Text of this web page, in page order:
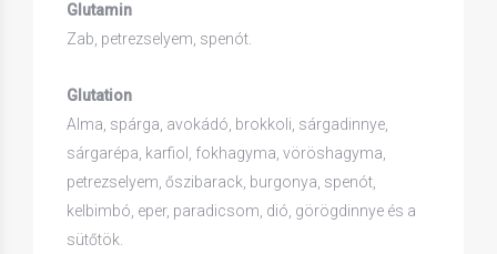
Glutamin
Zab, petrezselyem, spenót.
Glutation
Alma, spárga, avokádó, brokkoli, sárgadinnye,
sárgarépa, karfiol, fokhagyma, vöröshagyma,
petrezselyem, őszibarack, burgonya, spenót,
kelbimbó, eper, paradicsom, dió, görögdinnye és a
sütőtök.